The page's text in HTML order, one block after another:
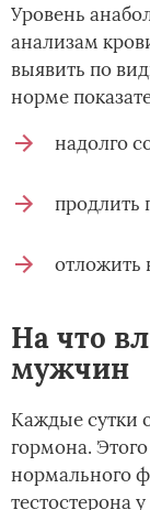
Уровень
анализам
выявить по
норме
надолго
продлить
отложить
На что
мужчин
Каждые сутки
гормона. Этого
нормального
тестостерона